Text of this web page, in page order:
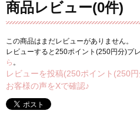
商品レビュー(0件)
この商品はまだレビューがありません。
レビューすると250ポイント(250円分)プ
ら 。
レビューを投稿(250ポイント(250
お客様の声をXで確認♪